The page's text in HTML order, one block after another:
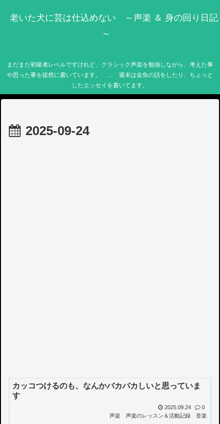
老いた犬に芸は仕込めない ～声楽 ＆ 身の回り日記
～
まだまだ初級者レベルですけれど、クラシック声楽を勉強しながら、考えた事
や思った事を徒然に書いています。 … 週末は金魚の話をしたり、ちょっと
したエッセイを書いてます。
2025-09-24
カッコつけるのも、なんかバカバカしいと思っていま
す
2025.09.24
0
声楽
声楽のレッスン＆活動記録 音楽